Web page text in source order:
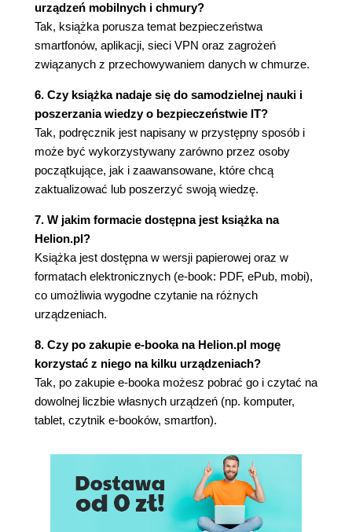
Rozdział 29. Bezpieczeństwo aplikacji a budżet
(169)
zawsze odpowiedzialne (179)
Rozdział 31. "Człowiek pośrodku" - mit czy
zagrożenie? (191)
Rozdział 32. Atak na certyfikaty (195)
Rozdział 33. Precz z HTTPS! (199)
Rozdział 34. C(r)AP-TCHA - kompromis między
wygodą a bezpieczeństwem (203)
Rozdział 35. Nie będziemy umierać za hasła (209)
Rozdział 37. Sprawniejsze uwierzytelnianie (221)
Rozdział 38. (Nie)bezpieczeństwo chmur? (229)
Rozdział 39. AV 2.0 - co powinniśmy zrobić? (235)
Rozdział 41. Bezpieczeństwo a wygoda
użytkowania (247)
urządzeń mobilnych i chmury?
Tak, książka porusza temat bezpieczeństwa
smartfonów, aplikacji, sieci VPN oraz zagrożeń
związanych z przechowywaniem danych w chmurze.
6. Czy książka nadaje się do samodzielnej nauki i
poszerzania wiedzy o bezpieczeństwie IT?
Tak, podręcznik jest napisany w przystępny sposób i
może być wykorzystywany zarówno przez osoby
początkujące, jak i zaawansowane, które chcą
zaktualizować lub poszerzyć swoją wiedzę.
7. W jakim formacie dostępna jest książka na
Helion.pl?
Książka jest dostępna w wersji papierowej oraz w
formatach elektronicznych (e-book: PDF, ePub, mobi),
co umożliwia wygodne czytanie na różnych
urządzeniach.
8. Czy po zakupie e-booka na Helion.pl mogę
korzystać z niego na kilku urządzeniach?
Tak, po zakupie e-booka możesz pobrać go i czytać na
dowolnej liczbie własnych urządzeń (np. komputer,
tablet, czytnik e-booków, smartfon).